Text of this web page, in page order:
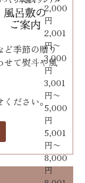
2,000
円
2,001
円〜
3,000
円
3,001
円〜
5,000
円
5,001
円〜
8,000
円
ど季節の贈り
せて熨斗や風
ださい。